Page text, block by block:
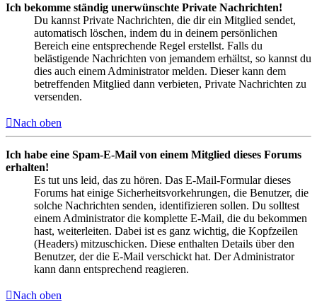
Ich bekomme ständig unerwünschte Private Nachrichten!
Du kannst Private Nachrichten, die dir ein Mitglied sendet,
automatisch löschen, indem du in deinem persönlichen
Bereich eine entsprechende Regel erstellst. Falls du
belästigende Nachrichten von jemandem erhältst, so kannst du
dies auch einem Administrator melden. Dieser kann dem
betreffenden Mitglied dann verbieten, Private Nachrichten zu
versenden.
Nach oben
Ich habe eine Spam-E-Mail von einem Mitglied dieses Forums
erhalten!
Es tut uns leid, das zu hören. Das E-Mail-Formular dieses
Forums hat einige Sicherheitsvorkehrungen, die Benutzer, die
solche Nachrichten senden, identifizieren sollen. Du solltest
einem Administrator die komplette E-Mail, die du bekommen
hast, weiterleiten. Dabei ist es ganz wichtig, die Kopfzeilen
(Headers) mitzuschicken. Diese enthalten Details über den
Benutzer, der die E-Mail verschickt hat. Der Administrator
kann dann entsprechend reagieren.
Nach oben